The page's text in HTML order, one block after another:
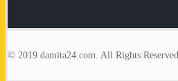
© 2019 damita24.com. All Rights Reserved.